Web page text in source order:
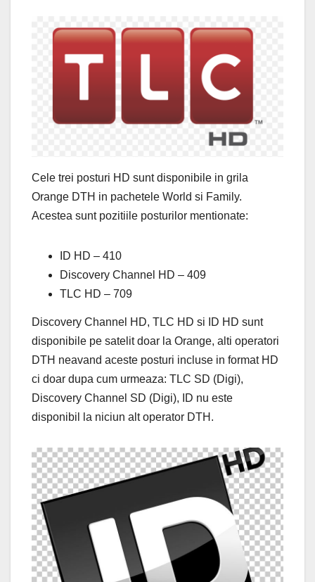
Cele trei posturi HD sunt disponibile in grila
Orange DTH in pachetele World si Family.
Acestea sunt pozitiile posturilor mentionate:
ID HD – 410
Discovery Channel HD – 409
TLC HD – 709
Discovery Channel HD, TLC HD si ID HD sunt
disponibile pe satelit doar la Orange, alti operatori
DTH neavand aceste posturi incluse in format HD
ci doar dupa cum urmeaza: TLC SD (Digi),
Discovery Channel SD (Digi), ID nu este
disponibil la niciun alt operator DTH.